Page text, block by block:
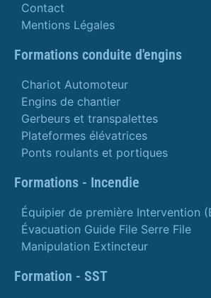
Contact
Mentions Légales
Formations conduite d'engins
Chariot Automoteur
Engins de chantier
Gerbeurs et transpalettes
Plateformes élévatrices
Ponts roulants et portiques
Formations - Incendie
Équipier de première Intervention
Évacuation Guide File Serre File
Manipulation Extincteur
Formation - SST